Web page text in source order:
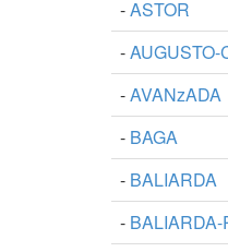
-ASTOR
-
-AVANzADA
- BAGA
- BALIARDA
-